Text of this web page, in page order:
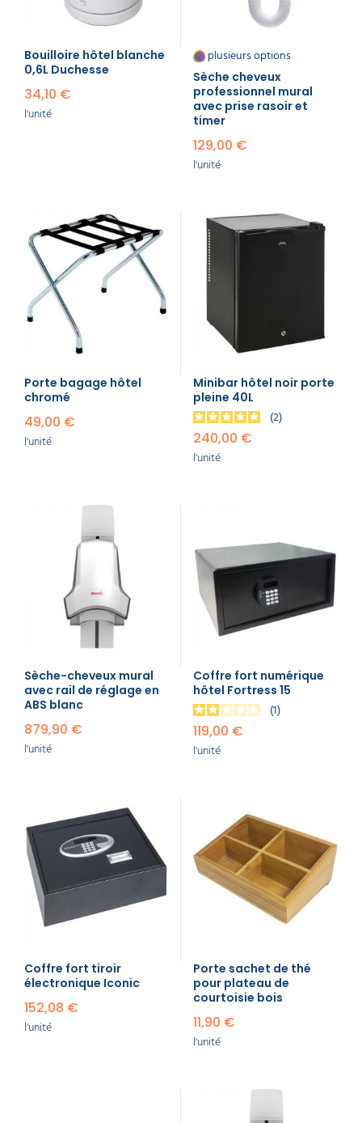
Bouilloire hôtel blanche
0,6L Duchesse
34,10 €
l'unité
plusieurs options
Sèche cheveux
professionnel mural
avec prise rasoir et
timer
129,00 €
l'unité
Porte bagage hôtel
chromé
49,00 €
l'unité
Minibar hôtel noir porte
pleine 40L
2
240,00 €
l'unité
Sèche-cheveux mural
avec rail de réglage en
ABS blanc
879,90 €
l'unité
Coffre fort numérique
hôtel Fortress 15
1
119,00 €
l'unité
Coffre fort tiroir
électronique Iconic
152,08 €
l'unité
Porte sachet de thé
pour plateau de
courtoisie bois
11,90 €
l'unité